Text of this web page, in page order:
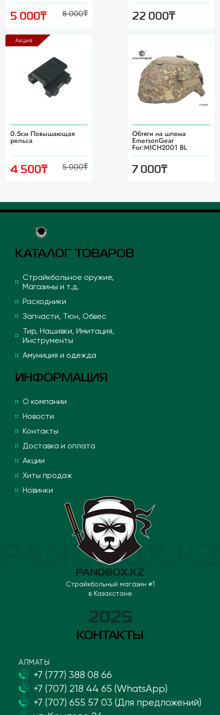
5 000₸ 8 000₸ 22 000₸
0.5см Повышающая
рельса
4 500₸ 5 000₸
Акция
Обтяги на шлема
EmersonGear
For:MICH2001 BL
7 000₸
КАТАЛОГ ТОВАРОВ
Страйкбольное оружие,
Магазины и т.д.
Расходники
Запчасти, Тюн, Обвес
Тир, Нашивки, Имитация,
Инструменты
Амуниция и одежда
ИНФОРМАЦИЯ
О компании
Новости
Контакты
Доставка и оплата
Акции
Хиты продаж
Новинки
PANDBOX.KZ
Страйкбольный магазин #1
в Казахстане
2025
КОНТАКТЫ
АЛМАТЫ
+7 (777) 388 08 66
+7 (707) 218 44 65 (WhatsApp)
+7 (707) 655 57 03 (Для предложений)